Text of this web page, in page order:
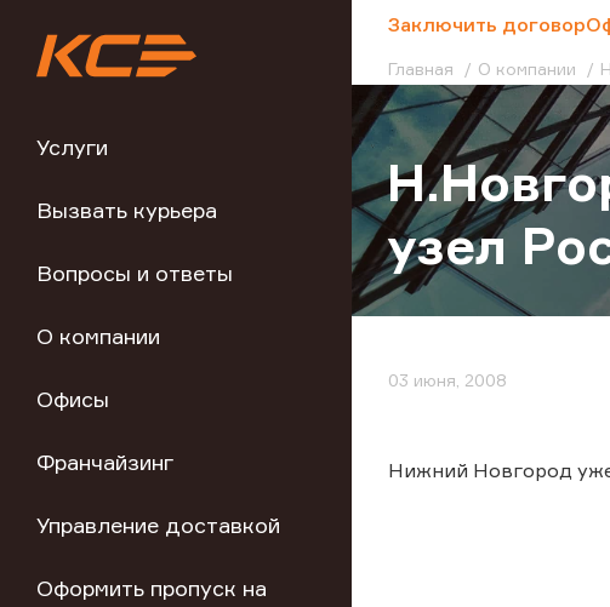
Услуги
Вызвать курьера
Вопросы и ответы
О компании
Офисы
Франчайзинг
Управление доставкой
Оформить пропуск на
Заключить договор
Главная О компании
узел
03 июня, 2008
Нижний Новгород уже